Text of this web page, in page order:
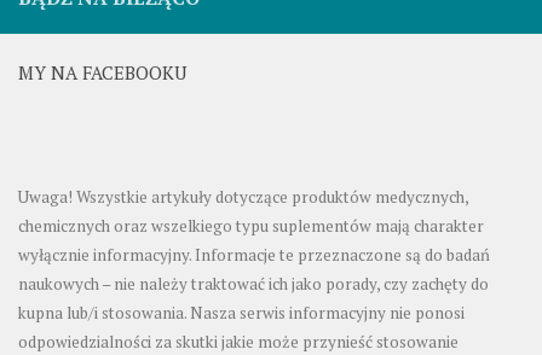
MY NA FACEBOOKU
Uwaga! Wszystkie artykuły dotyczące produktów medycznych,
chemicznych oraz wszelkiego typu suplementów mają charakter
wyłącznie informacyjny. Informacje te przeznaczone są do badań
naukowych – nie należy traktować ich jako porady, czy zachęty do
kupna lub/i stosowania. Nasza serwis informacyjny nie ponosi
odpowiedzialności za skutki jakie może przynieść stosowanie